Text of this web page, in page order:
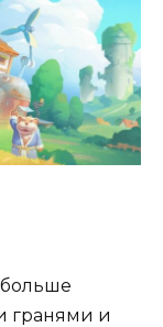
гранями и